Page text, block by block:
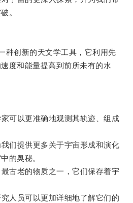
。
创新的天文学工具，它利用先
度和能量提高到前所未有的水
以更准确地观测其轨迹、组成
提供更多关于宇宙形成和演化
的奥秘。
老的物质之一，它们保存着宇
员可以更加详细地了解它们的